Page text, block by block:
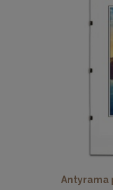
Drewniana ramka,
Antyrama